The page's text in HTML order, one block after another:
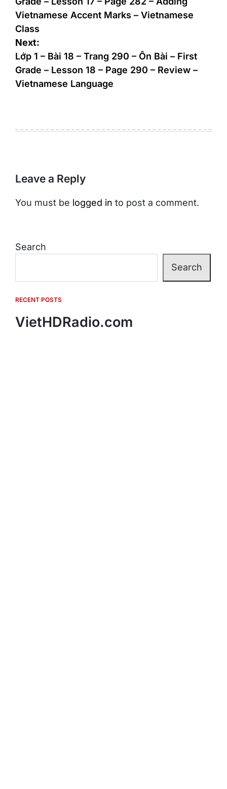
Vietnamese Accent Marks – Vietnamese
Class
Next:
Lớp 1 – Bài 18 – Trang 290 – Ôn Bài – First
Grade – Lesson 18 – Page 290 – Review –
Vietnamese Language
Leave a Reply
You must be logged in to post a comment.
Search
Search
RECENT POSTS
VietHDRadio.com